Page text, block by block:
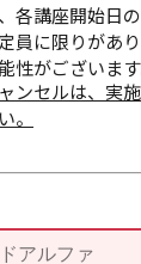
各講座開始日
員に限りがあ
性がございます
ンセルは、実
。